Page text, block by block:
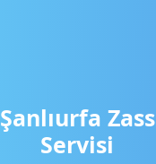
Şanlıurfa Zass
Servisi